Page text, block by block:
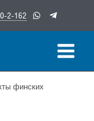
2-162
финских